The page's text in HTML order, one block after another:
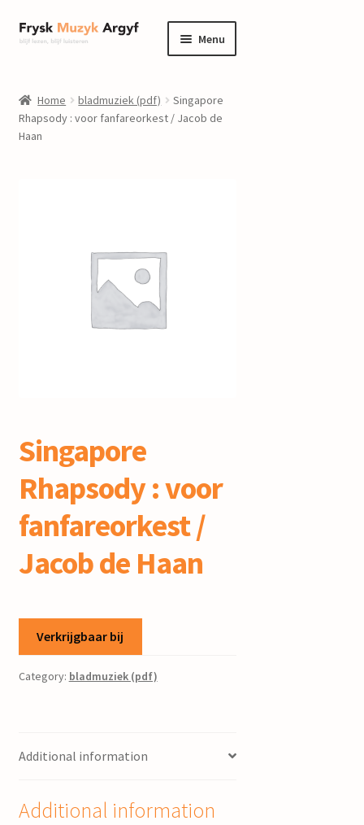
Ga
door
navigatie
Ga
naar
inhoud
Menu
informatie
Submenu
Home bladmuziek (pdf)
Singapore
Rhapsody : voor fanfareorkest / Jacob de
Haan
Singapore
Rhapsody : voor
fanfareorkest /
Jacob de Haan
Verkrijgbaar bij
Category: bladmuziek (pdf)
Additional information
Additional information